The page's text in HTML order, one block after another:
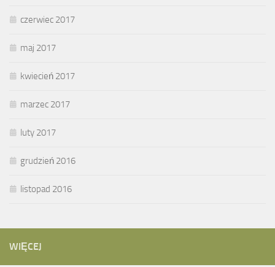
czerwiec 2017
maj 2017
kwiecień 2017
marzec 2017
luty 2017
grudzień 2016
listopad 2016
WIĘCEJ